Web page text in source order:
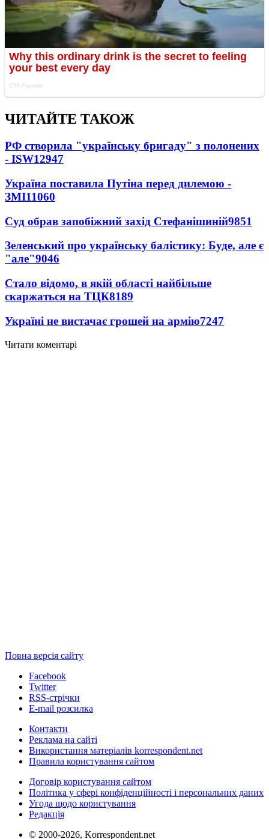
ЧИТАЙТЕ ТАКОЖ
РФ створила "українську бригаду" з полонених
- ISW12947
Україна поставила Путіна перед дилемою -
ЗМІ11060
Суд обрав запобіжний захід Стефанішиній9851
Зеленський про українську балістику: Буде, але є
"але"9046
Стало відомо, в якій області найбільше
скаржаться на ТЦК8189
Україні не вистачає грошей на армію7247
Читати коментарі
Повна версія сайту
Facebook
Twitter
RSS-стрічки
E-mail розсилка
Контакти
Реклама на сайті
Використання матеріалів korrespondent.net
Правила користування сайтом
Договір користування сайтом
Політика у сфері конфіденційності і персональних даних
Угода щодо користування
Редакція
© 2000-2026, Korrespondent.net